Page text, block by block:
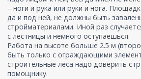
– ноги и рука или руки и нога.
да и под ней, не должны быть
стройматериалами. Иной раз
с лестницы и немного оступаешься.
Работа на высоте больше 2.5 м
быть только с ограждающими
строительные леса надо доверить
помощнику.